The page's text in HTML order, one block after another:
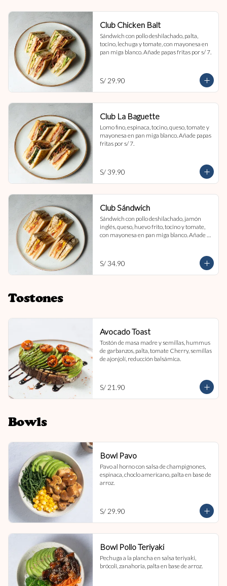
Club Chicken Balt
Sándwich con pollo deshilachado, palta,
tocino, lechuga y tomate, con mayonesa en
pan miga blanco. Añade papas fritas por s/ 7.
S/ 29.90
Club La Baguette
Lomo fino, espinaca, tocino, queso, tomate y
mayonesa en pan miga blanco. Añade papas
fritas por s/ 7.
S/ 39.90
Club Sándwich
Sándwich con pollo deshilachado, jamón
inglés, queso, huevo frito, tocino y tomate,
con mayonesa en pan miga blanco. Añade
S/ 34.90
Tostones
Avocado Toast
Tostón de masa madre y semillas, hummus
de garbanzos, palta, tomate Cherry, semillas
de ajonjolí, reducción balsámica.
S/ 21.90
Bowls
Bowl Pavo
Pavo al horno con salsa de champignones,
espinaca, choclo americano, palta en base de
arroz.
S/ 29.90
Bowl Pollo Teriyaki
Pechuga a la plancha en salsa teriyaki,
brócoli, zanahoria, palta en base de arroz.